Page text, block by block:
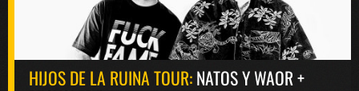
HIJOS DE LA RUINA TOUR:NATOS Y WAOR +